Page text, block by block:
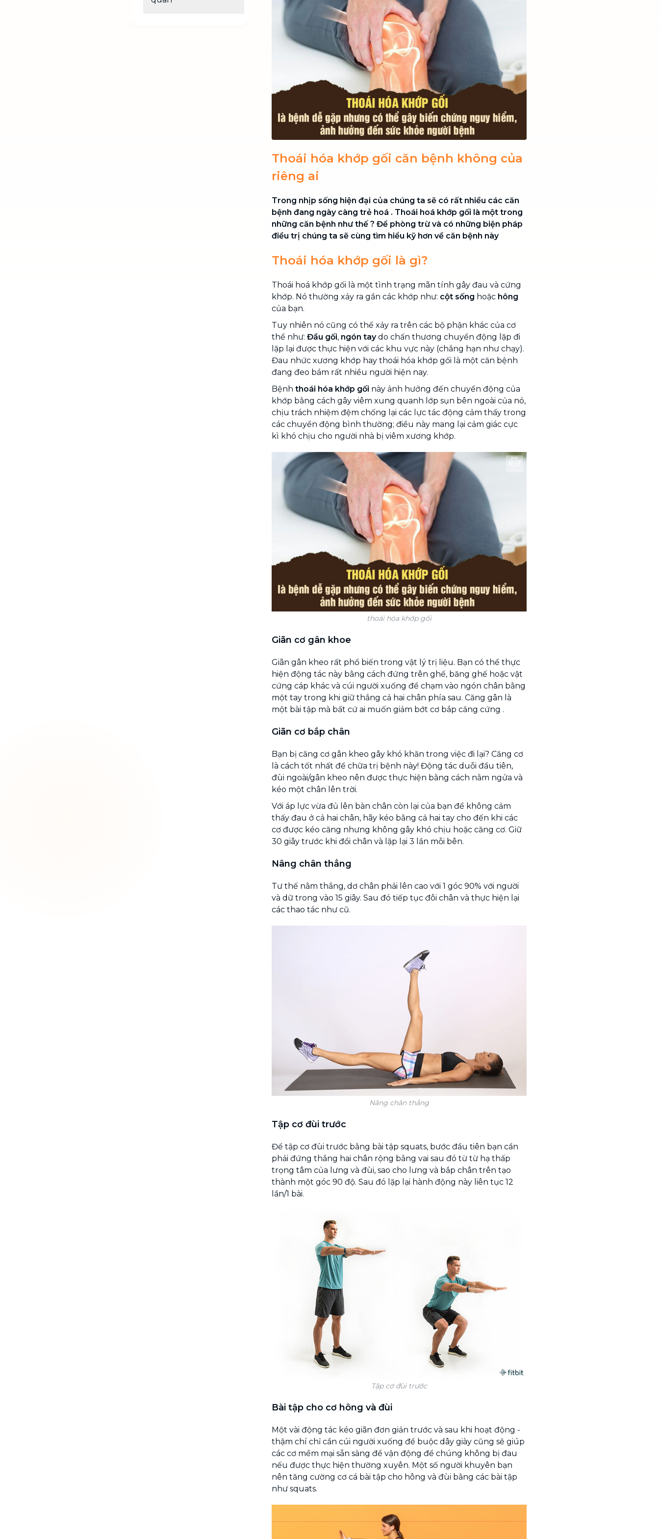
Chuyển nhà trọn gói, không lo dọn
dẹp nơi đi nơi đến
Vệ sinh công nghiệp
Vệ sinh chuyên nghiệp cho văn
phòng, nhà xưởng, công trình lớn
Thoái hóa khớp gối căn bệnh không của
riêng ai
Trong nhịp sống hiện đại của chúng ta sẽ có rất nhiều các căn
bệnh đang ngày càng trẻ hoá . Thoái hoá khớp gối là một trong
những căn bệnh như thế ? Để phòng trừ và có những biện pháp
điều trị chúng ta sẽ cùng tìm hiểu kỹ hơn về căn bệnh này
Thoái hóa khớp gối là gì?
Thoái hoá khớp gối là một tình trạng mãn tính gây đau và cứng
khớp. Nó thường xảy ra gần các khớp như: cột sống hoặc hông
của bạn.
Tuy nhiên nó cũng có thể xảy ra trên các bộ phận khác của cơ
thể như: Đầu gối, ngón taydo chấn thương chuyển động lặp đi
lặp lại được thực hiện với các khu vực này (chẳng hạn như chạy).
Đau nhức xương khớp hay thoái hóa khớp gối là một căn bệnh
đang đeo bám rất nhiều người hiện nay.
Bệnh thoái hóa khớp gối này ảnh hưởng đến chuyển động của
khớp bằng cách gây viêm xung quanh lớp sụn bên ngoài của nó,
chịu trách nhiệm đệm chống lại các lực tác động cảm thấy trong
các chuyển động bình thường; điều này mang lại cảm giác cực
kì khó chịu cho người nhà bị viêm xương khớp.
thoái hóa khớp gối
Giãn cơ gân khoe
Giãn gân kheo rất phổ biến trong vật lý trị liệu. Bạn có thể thực
hiện động tác này bằng cách đứng trên ghế, băng ghế hoặc vật
cứng cáp khác và cúi người xuống để chạm vào ngón chân bằng
một tay trong khi giữ thẳng cả hai chân phía sau. Căng gân là
một bài tập mà bất cứ ai muốn giảm bớt cơ bắp căng cứng .
Giãn cơ bắp chân
Bạn bị căng cơ gân kheo gây khó khăn trong việc đi lại? Căng cơ
là cách tốt nhất để chữa trị bệnh này! Động tác duỗi đầu tiên,
đùi ngoài/gân kheo nên được thực hiện bằng cách nằm ngửa và
kéo một chân lên trời.
Với áp lực vừa đủ lên bàn chân còn lại của bạn để không cảm
thấy đau ở cả hai chân, hãy kéo bằng cả hai tay cho đến khi các
cơ được kéo căng nhưng không gây khó chịu hoặc căng cơ. Giữ
30 giây trước khi đổi chân và lặp lại 3 lần mỗi bên.
Nâng chân thẳng
Tư thế nằm thẳng, dơ chân phải lên cao với 1 góc 90% với người
và dữ trong vào 15 giây. Sau đó tiếp tục đôi chân và thực hiện lại
các thao tác như cũ.
Nâng chân thẳng
Tập cơ đùi trước
Để tập cơ đùi trước bằng bài tập squats, bước đầu tiên bạn cần
phải đứng thẳng hai chân rộng bằng vai sau đó từ từ hạ thấp
trọng tâm của lưng và đùi, sao cho lưng và bắp chân trên tạo
thành một góc 90 độ. Sau đó lặp lại hành động này liên tục 12
lần/1 bài.
Tập cơ đùi trước
Bài tập cho cơ hông và đùi
Một vài động tác kéo giãn đơn giản trước và sau khi hoạt động -
thậm chí chỉ cần cúi người xuống để buộc dây giày cũng sẽ giúp
các cơ mềm mại sẵn sàng để vận động để chúng không bị đau
nếu được thực hiện thường xuyên. Một số người khuyên bạn
nên tăng cường cơ cá bài tập cho hông và đùi bằng các bài tập
như squats.